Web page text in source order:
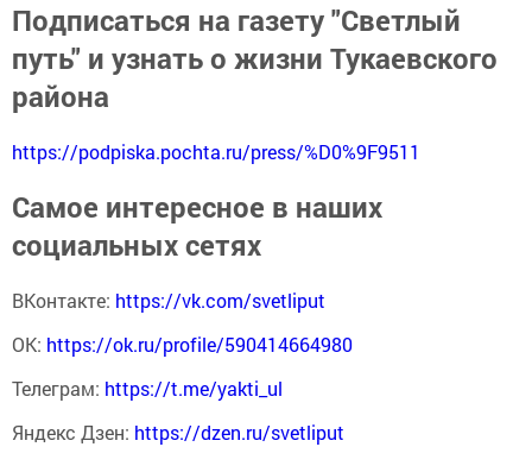
Подписаться на газету "Светлый
путь" и узнать о жизни Тукаевского
района
https://podpiska.pochta.ru/press/%D0%9F9511
Самое интересное в наших
социальных сетях
ВКонтакте: https://vk.com/svetliput
ОК: https://ok.ru/profile/590414664980
Телеграм: https://t.me/yakti_ul
Яндекс Дзен: https://dzen.ru/svetliput